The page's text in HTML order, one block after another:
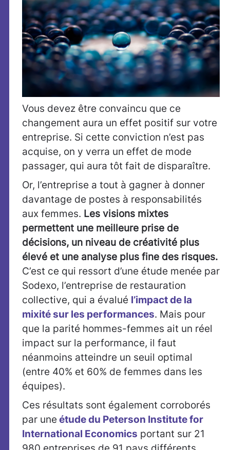
Vous devez être convaincu que ce
changement aura un effet positif sur votre
entreprise. Si cette conviction n’est pas
acquise, on y verra un effet de mode
passager, qui aura tôt fait de disparaître.
Or, l’entreprise a tout à gagner à donner
davantage de postes à responsabilités
aux femmes. Les visions mixtes
permettent une meilleure prise de
décisions, un niveau de créativité plus
élevé et une analyse plus fine des risques.
C’est ce qui ressort d’une étude menée par
Sodexo, l’entreprise de restauration
collective, qui a évalué l’impact de la
mixité sur les performances. Mais pour
que la parité hommes-femmes ait un réel
impact sur la performance, il faut
néanmoins atteindre un seuil optimal
(entre 40% et 60% de femmes dans les
équipes).
Ces résultats sont également corroborés
par une étude du Peterson Institute for
International Economics portant sur 21